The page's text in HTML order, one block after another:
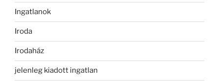
Ingatlanok
Iroda
Irodaház
jelenleg kiadott ingatlan